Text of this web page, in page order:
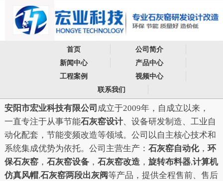
首页
公司简介
新闻中心
产品中心
工程案例
视频中心
联系我们
安阳市宏业科技有限公司 成立于2009年，自成立以来，
一直专注于从事节能石灰窑设计、设备研发制造、工业自
动化配套，节能变频改造等领域。公司以自主核心技术和
系统集成优势为依托。公司主营生产： 石灰窑自动化， 环
保石灰窑 ， 石灰窑设备 ， 石灰窑改造 ， 旋转布料器,计算机
仿真风帽,石灰窑两段出灰阀等产品，提供全程售前、售后